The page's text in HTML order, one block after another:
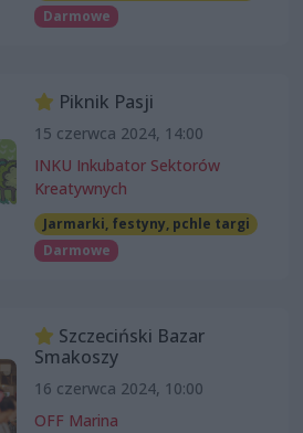
Darmowe
Piknik Pasji
15 czerwca 2024, 14:00
INKU Inkubator Sektorów
Kreatywnych
Jarmarki, festyny, pchle targi
Darmowe
Szczeciński Bazar
Smakoszy
16 czerwca 2024, 10:00
OFF Marina